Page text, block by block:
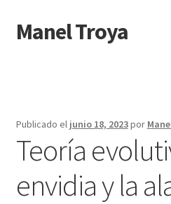
Ir
a
Ir
al
Manel Troya
Publicado el junio 18, 2023por
Teoría
envidia y la